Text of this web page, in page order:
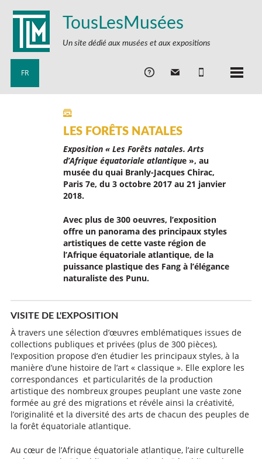
TousLesMusées
Un site dédié aux musées et aux expositions
FR
LES FORÊTS NATALES
Exposition « Les Forêts natales. Arts
d’Afrique équatoriale atlantique », au
musée du quai Branly-Jacques Chirac,
Paris 7e, du 3 octobre 2017 au 21 janvier
2018.
Avec plus de 300 oeuvres, l’exposition
offre un panorama des principaux styles
artistiques de cette vaste région de
l’Afrique équatoriale atlantique, de la
puissance plastique des Fang à l’élégance
naturaliste des Punu.
VISITE DE L'EXPOSITION
À travers une sélection d’œuvres emblématiques issues de
collections publiques et privées (plus de 300 pièces),
l’exposition propose d’en étudier les principaux styles, à la
manière d’une histoire de l’art « classique ». Elle explore les
correspondances et particularités de la production
artistique des nombreux groupes peuplant une vaste zone
formée au gré des migrations et révéle ainsi la créativité,
l’originalité et la diversité des arts de chacun des peuples de
la forêt équatoriale atlantique.
Au cœur de l’Afrique équatoriale atlantique, l’aire culturelle